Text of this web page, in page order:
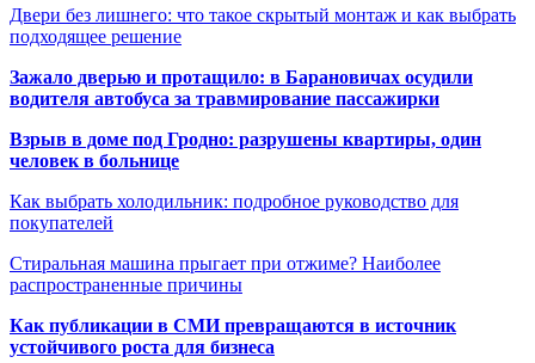
Двери без лишнего: что такое скрытый монтаж и как выбрать
подходящее решение
Зажало дверью и протащило: в Барановичах осудили
водителя автобуса за травмирование пассажирки
Взрыв в доме под Гродно: разрушены квартиры, один
человек в больнице
Как выбрать холодильник: подробное руководство для
покупателей
Стиральная машина прыгает при отжиме? Наиболее
распространенные причины
Как публикации в СМИ превращаются в источник
устойчивого роста для бизнеса